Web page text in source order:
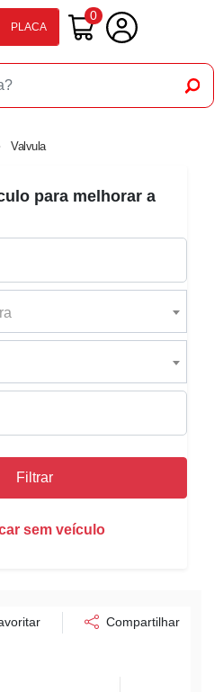
PLACA
0
Valvula
para melhorar a
Filtrar
sem veículo
Compartilhar